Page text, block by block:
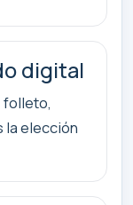
digital
folleto,
la elección